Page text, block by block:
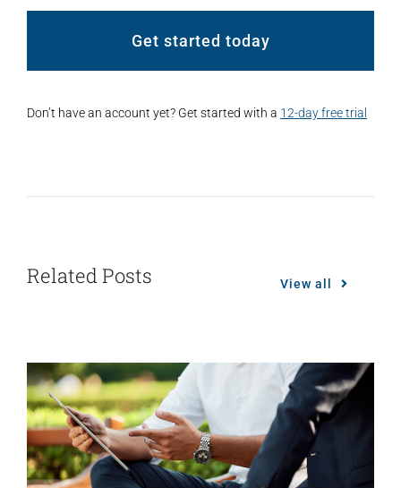
Get started today
Don’t have an account yet? Get started with a 12-day free trial
Related Posts View all